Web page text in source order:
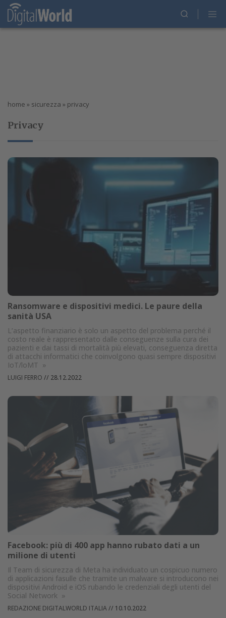
home » sicurezza » privacy
Privacy
Ransomware e dispositivi medici. Le paure della
sanità USA
L’aspetto finanziario è solo un aspetto del problema perché il
costo reale è rappresentato dalle conseguenze sulla cura dei
pazienti e dai tassi di mortalità più elevati, conseguenza diretta
di attacchi informatici che coinvolgono quasi sempre dispositivi
IoT/loMT »
LUIGI FERRO // 28.12.2022
Facebook: più di 400 app hanno rubato dati a un
milione di utenti
Il Team di sicurezza di Meta ha individuato un cospicuo numero
di applicazioni fasulle che tramite un malware si introducono nei
dispositivi Android e iOS rubando le credenziali degli utenti del
Social Network »
REDAZIONE DIGITALWORLD ITALIA// 10.10.2022